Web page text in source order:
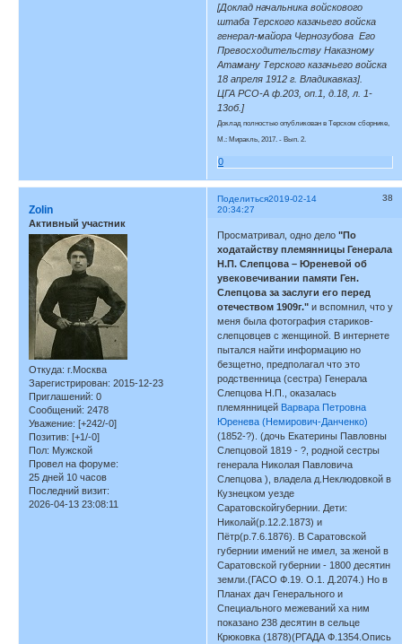
[Доклад начальника войскового
штаба Терского казачьего войска
генерал-майора Чернозубова Его
Превосходительству Наказному
Атаману Терского казачьего войска
18 апреля 1912 г. Владикавказ].
ЦГА РСО-А ф.203, оп.1, д.18, л. 1-
13об.]
Доклад полностью опубликован в Терском сборнике,
М.: Миракль, 2017. - Вып. 2.
0
Поделиться 38
2019-02-14
20:34:27
Zolin
Активный участник
Откуда: г.Москва
Зарегистрирован: 2015-12-23
Приглашений: 0
Сообщений: 2478
Уважение: [+242/-0]
Позитив: [+1/-0]
Пол: Мужской
Провел на форуме:
25 дней 10 часов
Последний визит:
2026-04-13 23:08:11
Просматривал, одно дело"По
ходатайству племянницы Генерала
Н.П. Слепцова – Юреневой об
увековечивании памяти Ген.
Слепцова за заслуги его перед
отечеством 1909г." и вспомнил, что у
меня была фотография стариков-
слепцовцев с женщиной. В интернете
пытался найти информацию но
безщетно, предполагал что это
родственница (сестра) Генерала
Слепцова Н.П., оказалась
племянницей Варвара Петровна
Юренева (Немирович-Данченко)
(1852-?). (дочь Екатерины Павловны
Слепцовой 1819 - ?, родной сестры
генерала Николая Павловича
Слепцова ), владела д.Неклюдовкой в
Кузнецком уезде
Саратовскойгубернии. Дети:
Николай(р.12.2.1873) и
Пётр(р.7.6.1876). В Саратовской
губернии имений не имел, за женой в
Саратовской губернии - 1800 десятин
земли.(ГАСО Ф.19. О.1. Д.2074.) Но в
Планах дач Генерального и
Специального межеваний ха ним
показано 238 десятин в сельце
Крюковка (1878)(РГАДА Ф.1354.Опись